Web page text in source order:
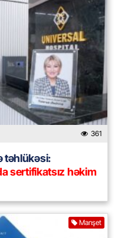
361
təhlükəsi:
sertifikatsız həkim
Manşet